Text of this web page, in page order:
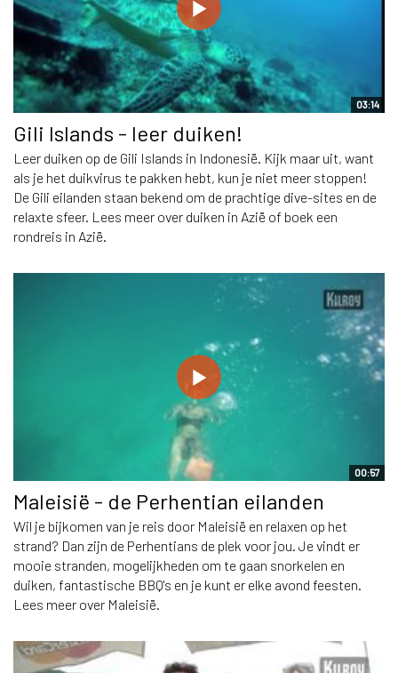
03:14
Gili Islands - leer duiken!
Leer duiken op de Gili Islands in Indonesië. Kijk maar uit, want
als je het duikvirus te pakken hebt, kun je niet meer stoppen!
De Gili eilanden staan bekend om de prachtige dive-sites en de
relaxte sfeer. Lees meer over duiken in Azië of boek een
rondreis in Azië.
00:57
Maleisië - de Perhentian eilanden
Wil je bijkomen van je reis door Maleisië en relaxen op het
strand? Dan zijn de Perhentians de plek voor jou. Je vindt er
mooie stranden, mogelijkheden om te gaan snorkelen en
duiken, fantastische BBQ's en je kunt er elke avond feesten.
Lees meer over Maleisië.